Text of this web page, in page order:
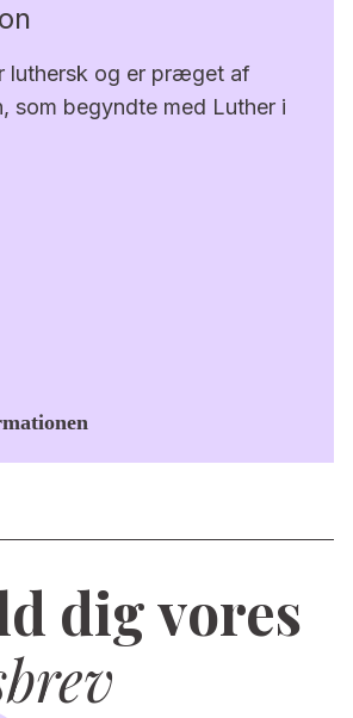
luthersk og er præget af
som begyndte med Luther i
dig vores